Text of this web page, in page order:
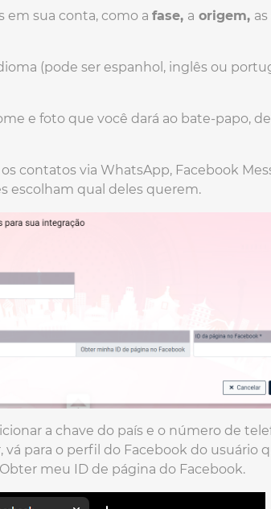
em sua conta, como a fase, a origem, as
(pode ser espanhol, inglês ou
e foto que você dará ao bate-papo,
contatos via WhatsApp, Facebook
escolham qual deles querem.
a chave do país e o número de
para o perfil do Facebook do usuário
meu ID de página do Facebook.